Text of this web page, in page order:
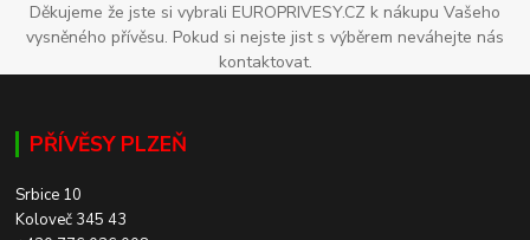
Děkujeme že jste si vybrali EUROPRIVESY.CZ k nákupu Vašeho
vysněného přívěsu. Pokud si nejste jist s výběrem neváhejte nás
kontaktovat.
PŘÍVĚSY PLZEŇ
Srbice 10
Koloveč 345 43